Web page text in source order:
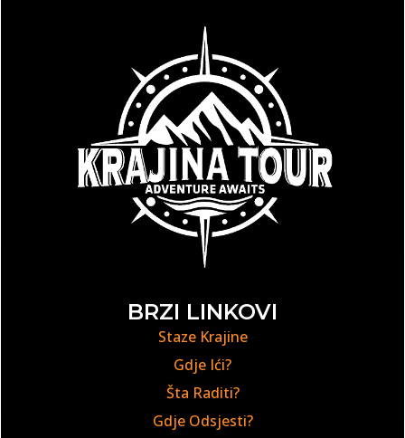
BRZI LINKOVI
Staze Krajine
Gdje Ići?
Šta Raditi?
Gdje Odsjesti?